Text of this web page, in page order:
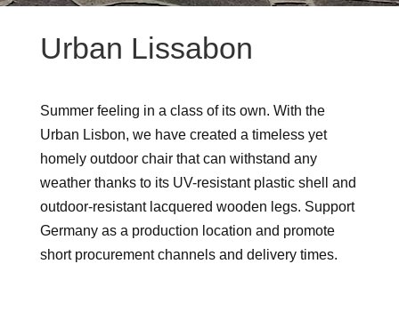
Urban Lissabon
Summer feeling in a class of its own. With the
Urban Lisbon, we have created a timeless yet
homely outdoor chair that can withstand any
weather thanks to its UV-resistant plastic shell and
outdoor-resistant lacquered wooden legs. Support
Germany as a production location and promote
short procurement channels and delivery times.